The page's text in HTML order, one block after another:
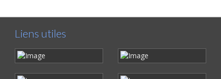
Liens utiles